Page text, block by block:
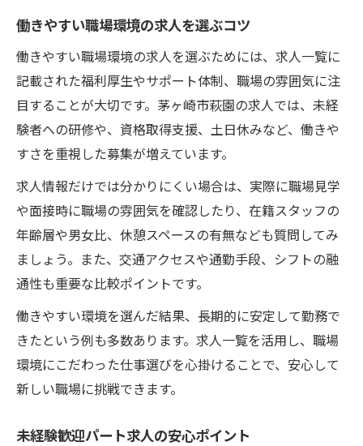
働きやすい職場環境の求人を選ぶコツ
働きやすい職場環境の求人を選ぶためには、求人一覧に
記載された福利厚生やサポート体制、職場の雰囲気に注
目することが大切です。茅ヶ崎市萩園の求人では、未経
験者への研修や、資格取得支援、土日休みなど、働きや
すさを重視した募集が増えています。
求人情報だけでは分かりにくい場合は、実際に職場見学
や面接時に職場の雰囲気を確認したり、在籍スタッフの
年齢層や男女比、休憩スペースの有無なども質問してみ
ましょう。また、交通アクセスや通勤手段、シフトの融
通性も重要な比較ポイントです。
働きやすい環境を選んだ結果、長期的に安定して勤務で
きたという例も多数あります。求人一覧を活用し、職場
環境にこだわった仕事選びを心掛けることで、安心して
新しい職場に挑戦できます。
未経験歓迎パート求人の安心ポイント